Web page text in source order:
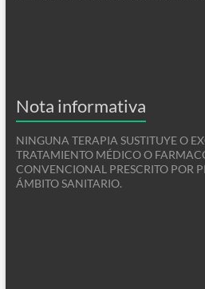
Nota informativa
NINGUNA TERAPIA SUSTITUYE O
TRATAMIENTO MÉDICO O
CONVENCIONAL PRESCRITO POR
ÁMBITO SANITARIO.